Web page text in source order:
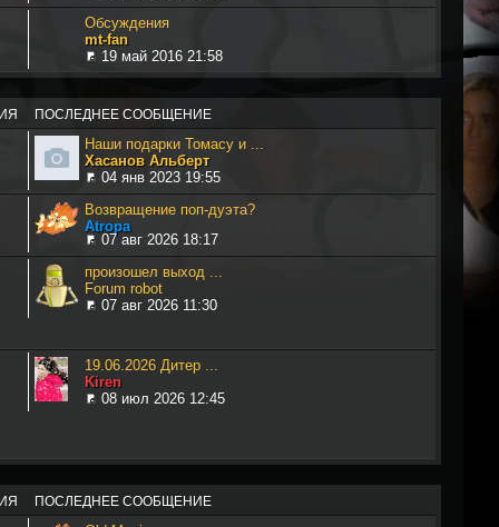
Обсуждения
mt-fan
19 май 2016 21:58
ПОСЛЕДНЕЕ СООБЩЕНИЕ
Наши подарки Томасу и ...
Хасанов Альберт
04 янв 2023 19:55
Возвращение поп-дуэта?
Atropa
07 авг 2026 18:17
произошел выход ...
Forum robot
07 авг 2026 11:30
19.06.2026 Дитер ...
Kiren
08 июл 2026 12:45
ПОСЛЕДНЕЕ СООБЩЕНИЕ